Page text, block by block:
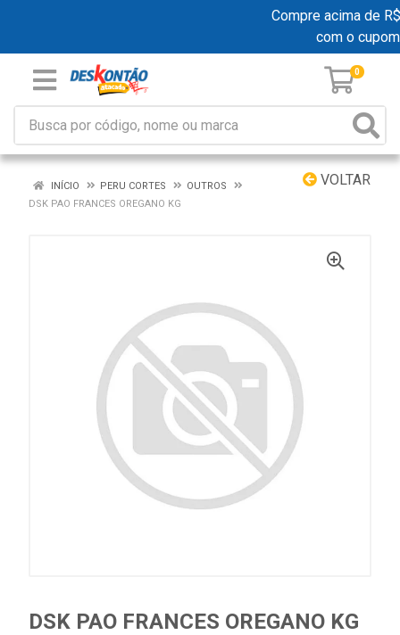
Compre acima de
com o cupom
0
VOLTAR
INÍCIO PERU CORTES
OUTROS
DSK PAO FRANCES OREGANO KG
DSK PAO FRANCES OREGANO KG